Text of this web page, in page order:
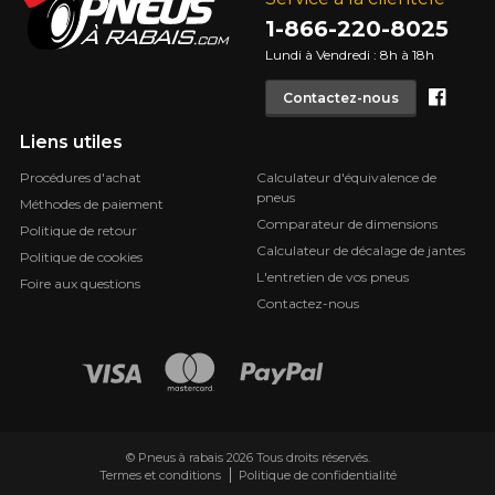
1-866-220-8025
Lundi à Vendredi : 8h à 18h
Contactez-nous
Liens utiles
Procédures d'achat
Méthodes de paiement
Politique de retour
Politique de cookies
Foire aux questions
Calculateur d'équivalence de
pneus
Comparateur de dimensions
Calculateur de décalage de jantes
L'entretien de vos pneus
Contactez-nous
© Pneus à rabais 2026 Tous droits réservés.
Termes et conditions
Politique de confidentialité